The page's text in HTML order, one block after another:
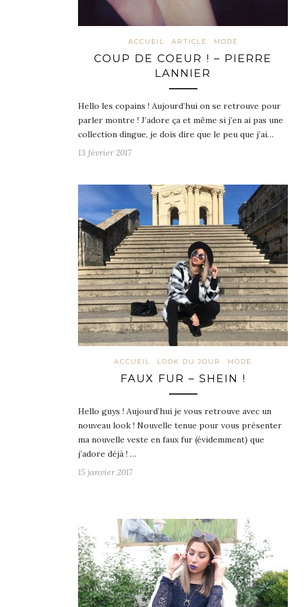
ACCUEIL ARTICLE MODE
COUP DE COEUR ! – PIERRE
LANNIER
Hello les copains ! Aujourd’hui on se retrouve pour
parler montre ! J’adore ça et même si j’en ai pas une
collection dingue, je dois dire que le peu que j’ai…
13 février 2017
ACCUEIL LOOK DU JOUR MODE
FAUX FUR – SHEIN !
Hello guys ! Aujourd’hui je vous retrouve avec un
nouveau look ! Nouvelle tenue pour vous présenter
ma nouvelle veste en faux fur (évidemment) que
j’adore déjà ! …
15 janvier 2017